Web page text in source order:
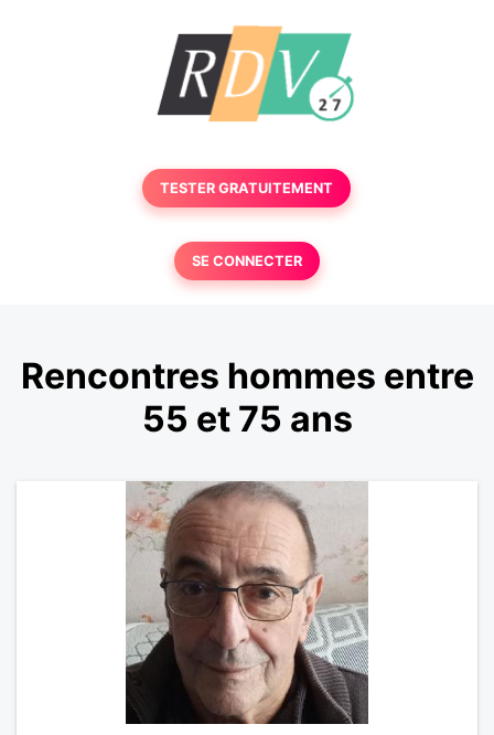
TESTER GRATUITEMENT
SE CONNECTER
Rencontres hommes entre
55 et 75 ans